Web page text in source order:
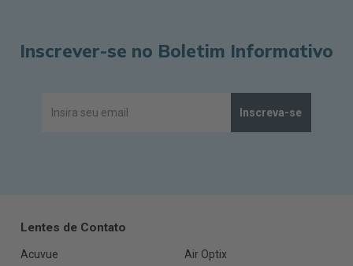
Inscrever-se no Boletim Informativo
Inscreva-se
Lentes de Contato
Acuvue
Air Optix